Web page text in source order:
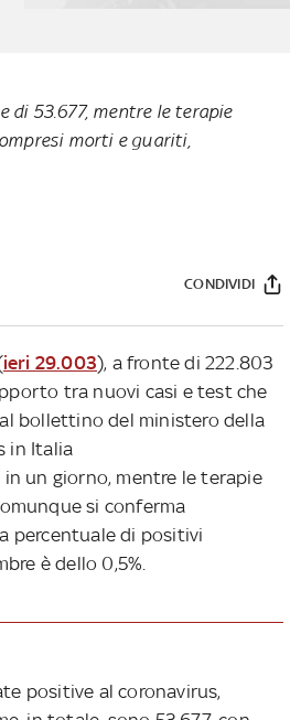
di 53.677, mentre le terapie
morti e guariti,
CONDIVIDI
ieri 29.003), a fronte di 222.803
tra nuovi casi e test che
bollettino del ministero della
in Italia
un giorno, mentre le terapie
si conferma
percentuale di positivi
è dello 0,5%.
positive al coronavirus,